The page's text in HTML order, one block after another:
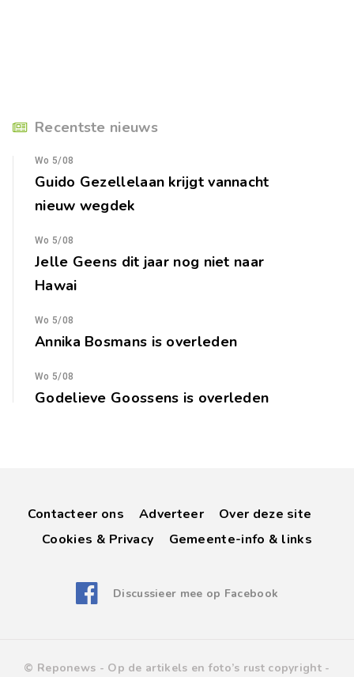
Recentste nieuws
Wo 5/08
Guido Gezellelaan krijgt vannacht
nieuw wegdek
Wo 5/08
Jelle Geens dit jaar nog niet naar
Hawai
Wo 5/08
Annika Bosmans is overleden
Wo 5/08
Godelieve Goossens is overleden
Contacteer ons Adverteer
Over deze site
Cookies & Privacy
Gemeente-info & links
Discussieer mee op Facebook
© Reponews - Op de artikels en foto’s rust copyright -